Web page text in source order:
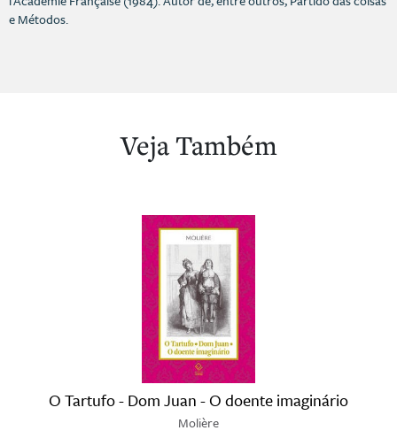
e Métodos.
Veja Também
O Tartufo - Dom Juan - O doente imaginário
Molière